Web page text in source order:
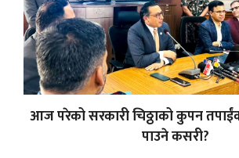
आज परेको सरकारी चिठ्ठाको कुपन
पाउने कसरी?